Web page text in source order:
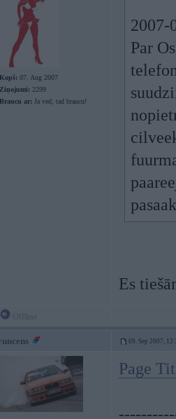
Kopš: 07. Aug 2007
Ziņojumi: 2299
Braucu ar: Ja ved, tad braucu!
2007-
Par
Es
09. Sep 2007,
Page